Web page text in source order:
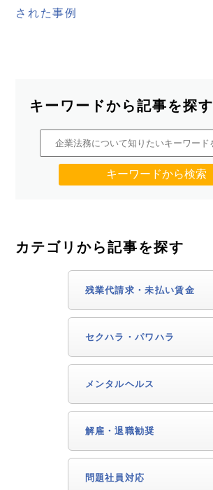
された事例
キーワードから記事を探す
カテゴリから記事を探す
残業代請求・未払い賃金
セクハラ・パワハラ
メンタルヘルス
解雇・退職勧奨
問題社員対応